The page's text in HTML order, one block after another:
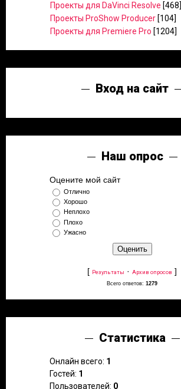
Проекты для DaVinci Resolve [468]
Проекты ProShow Producer [104]
Проекты для Premiere Pro [1204]
Вход на сайт
Наш опрос
Оцените мой сайт
Отлично
Хорошо
Неплохо
Плохо
Ужасно
[ Результаты · Архив опросов ]
Всего ответов: 1279
Статистика
Онлайн всего: 1
Гостей: 1
Пользователей: 0